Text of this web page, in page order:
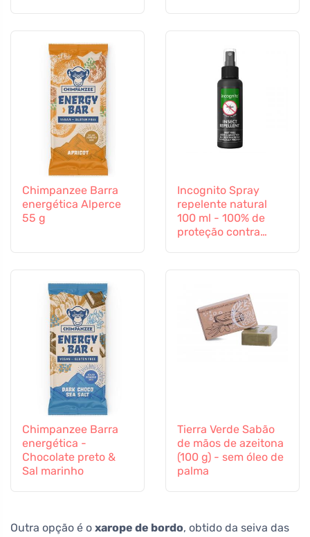
Chimpanzee Barra
energética Alperce
55 g
Incognito Spray
repelente natural
100 ml - 100% de
proteção contra
Chimpanzee Barra
energética -
Chocolate preto &
Sal marinho
Tierra Verde Sabão
de mãos de azeitona
(100 g) - sem óleo de
palma
Outra opção é o xarope de bordo, obtido da seiva das